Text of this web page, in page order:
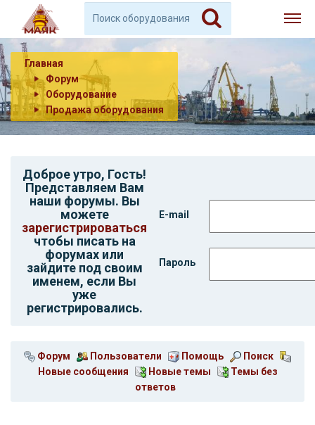
Главная
Форум
Оборудование
Продажа оборудования
Доброе утро, Гость!
Представляем Вам
наши форумы. Вы
можете
зарегистрироваться
чтобы писать на
форумах или
зайдите под своим
именем, если Вы
уже
регистрировались.
E-mail
Пароль
Форум Пользователи Помощь
Поиск
Новые сообщения
Новые темы
Темы без
ответов